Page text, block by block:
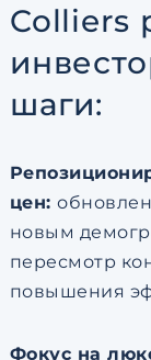
Colliers
шаги:
цен:
новым
пересмотр
повышения
Фокус на